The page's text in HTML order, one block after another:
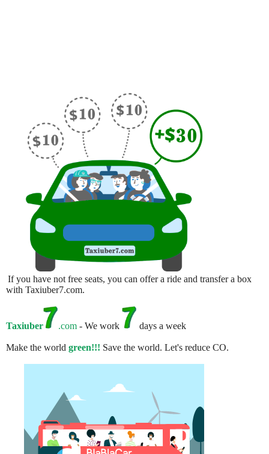
If you have not free seats, you can offer a ride and transfer a box
with Taxiuber7.com.
Taxiuber .com - We work days a week
Make the world green!!! Save the world. Let's reduce CO.